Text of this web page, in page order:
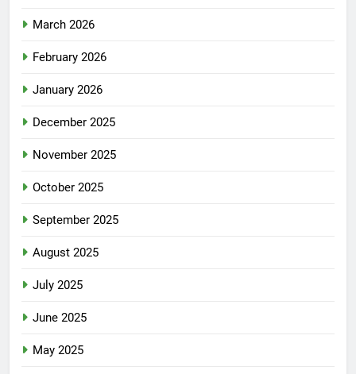
March 2026
February 2026
January 2026
December 2025
November 2025
October 2025
September 2025
August 2025
July 2025
June 2025
May 2025